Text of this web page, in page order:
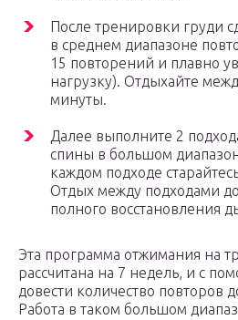
После тренировки груди
в среднем диапазоне
15 повторений и плавно
нагрузку). Отдыхайте
минуты.
Далее выполните 2
спины в большом
каждом подходе
Отдых между подходами
полного восстановления
Эта программа отжимания на
рассчитана на 7 недель, и с
довести количество повторов
Работа в таком большом